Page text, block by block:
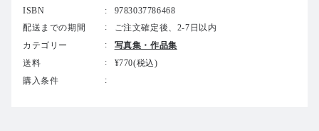
者は、それぞれの実践とアプローチについて本書の主要テ
キストを執筆している。さらに、日本の伝統や美意識に根
ざした研究所の設計思想の起源や歴史的背景を掘り下げる
古典技法に関する注釈付き索引も掲載する。
ISBN
9783037786468
配送までの期間
ご注文確定後、2-7日以内
カテゴリー
写真集・作品集
送料
¥770(税込)
購入条件